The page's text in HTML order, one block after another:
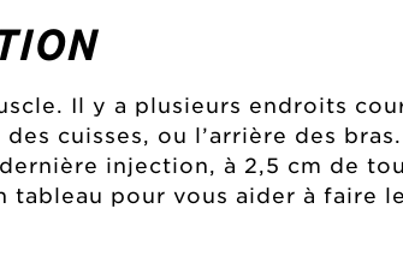
Il y a plusieurs endroits
cuisses, ou l’arrière des
injection, à 2,5 cm de
pour vous aider à faire